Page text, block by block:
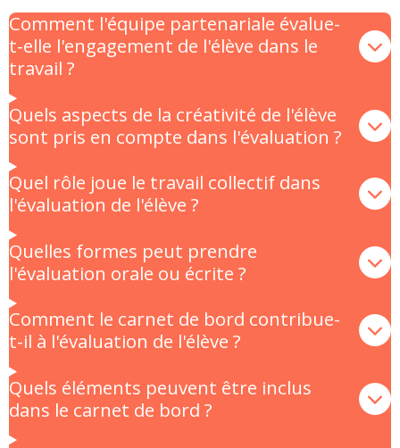
Comment l'équipe partenariale évalue-
t-elle l'engagement de l'élève dans le
travail ?
Quels aspects de la créativité de l'élève
sont pris en compte dans l'évaluation ?
Quel rôle joue le travail collectif dans
l'évaluation de l'élève ?
Quelles formes peut prendre
l'évaluation orale ou écrite ?
Comment le carnet de bord contribue-
t-il à l'évaluation de l'élève ?
Quels éléments peuvent être inclus
dans le carnet de bord ?